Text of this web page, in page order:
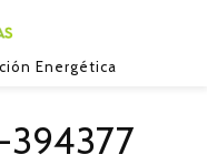
Energética